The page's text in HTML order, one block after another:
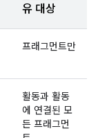
유 대상
프래그먼트만
활동과 활동
에 연결된 모
든 프래그먼